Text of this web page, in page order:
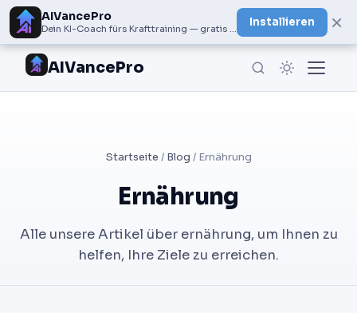
AIVancePro
Dein KI-Coach fürs Krafttraining — gratis bei Google Play
Installieren ×
AIVancePro
Startseite / Blog / Ernährung
Ernährung
Alle unsere Artikel über ernährung, um Ihnen zu
helfen, Ihre Ziele zu erreichen.